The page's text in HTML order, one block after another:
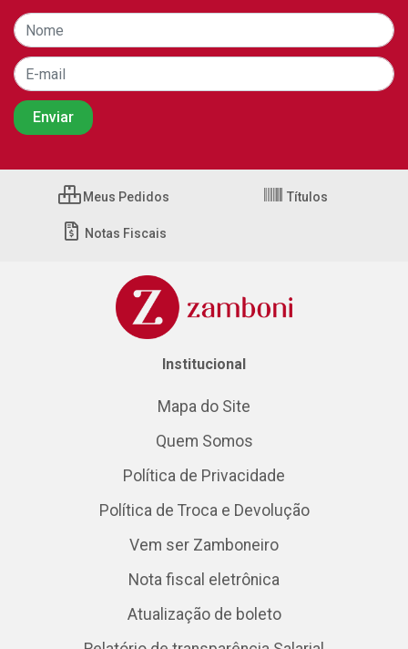
Meus Pedidos Títulos
Notas Fiscais
Institucional
Mapa do Site
Quem Somos
Política de Privacidade
Política de Troca e Devolução
Vem ser Zamboneiro
Nota fiscal eletrônica
Atualização de boleto